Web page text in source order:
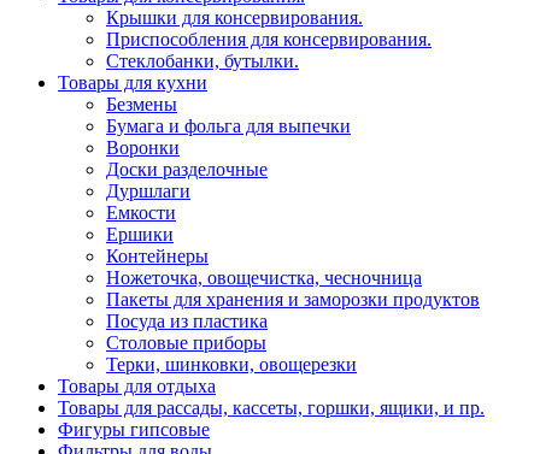
Крышки для консервирования.
Приспособления для консервирования.
Стеклобанки, бутылки.
Товары для кухни
Безмены
Бумага и фольга для выпечки
Воронки
Доски разделочные
Дуршлаги
Емкости
Ершики
Контейнеры
Ножеточка, овощечистка, чесночница
Пакеты для хранения и заморозки продуктов
Посуда из пластика
Столовые приборы
Терки, шинковки, овощерезки
Товары для отдыха
Товары для рассады, кассеты, горшки, ящики, и пр.
Фигуры гипсовые